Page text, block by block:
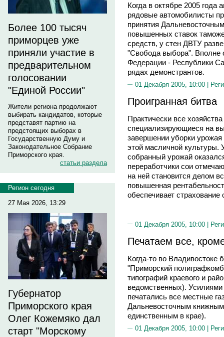
Более 100 тысяч
приморцев уже
приняли участие в
предварительном
голосовании
"Единой России"
Жители региона продолжают
выбирать кандидатов, которые
представят партию на
предстоящих выборах в
Государственную Думу и
Законодательное Собрание
Приморского края.
статьи раздела
Регион сегодня
27 Мая 2026, 13:29
Губернатор
Приморского края
Олег Кожемяко дал
старт "Морскому
Когда в октябре 2005
рядовые автомобилисты
принятия
повышенных ставок
средств, у стен ДВТУ
"Свобода выбора". Вполне
Федерации - Республики
рядах демонстрантов.
01 Декабря 2005, 10:00 |
Проигранная битва
Практически все
специализирующиеся на
завершении уборки урожая
этой масличной культуры.
собранный урожай
переработчики сои
на ней становится делом
повышенная
обеспечивает
01 Декабря 2005, 10:00 |
Печатаем все,
Когда-то во Владивостоке
"Приморский
типографий краевого и
ведомственных).
печатались все местные
Дальневосточным
единственным в крае).
01 Декабря 2005, 10:00 |